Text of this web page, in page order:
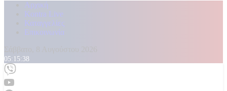
Αρχική
Kontra Live
Καταγγελίες
Επικοινωνία
05:15:41